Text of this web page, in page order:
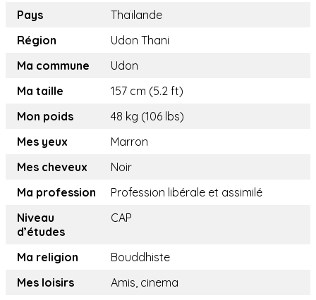
Pays
Thaïlande
Région
Udon Thani
Ma commune
Udon
Ma taille
157 cm (5.2 ft)
Mon poids
48 kg (106 lbs)
Mes yeux
Marron
Mes cheveux
Noir
Ma profession
Profession libérale et assimilé
Niveau
d’études
CAP
Ma religion
Bouddhiste
Mes loisirs
Amis, cinema